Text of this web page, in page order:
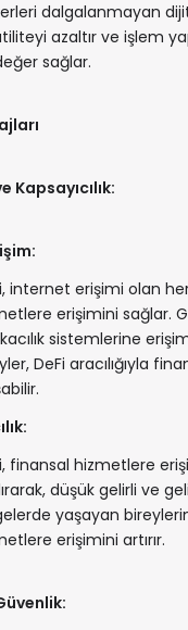
dalgalanmayan
azaltır ve işlem
sağlar.
Kapsayıcılık:
internet erişimi olan
erişimini sağlar.
sistemlerine
DeFi aracılığıyla
finansal hizmetlere
düşük gelirli ve
yaşayan
erişimini artırır.